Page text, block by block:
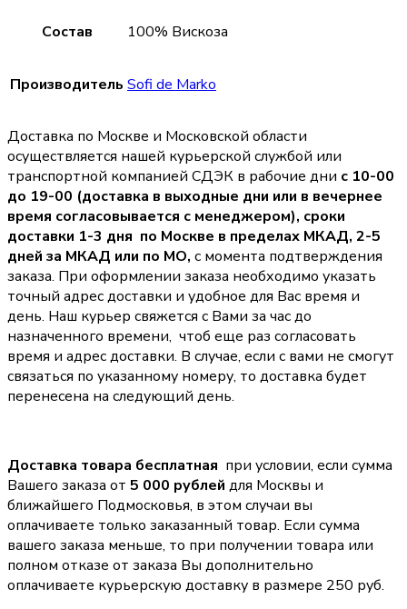
Состав 100% Вискоза
Производитель Sofi de Marko
Доставка по Москве и Московской области
осуществляется нашей курьерской службой или
транспортной компанией СДЭК в рабочие дни с 10-00
до 19-00 (доставка в выходные дни или в вечернее
время согласовывается с менеджером), сроки
доставки 1-3 дня по Москве в пределах МКАД, 2-5
дней за МКАД или по МО, с момента подтверждения
заказа. При оформлении заказа необходимо указать
точный адрес доставки и удобное для Вас время и
день. Наш курьер свяжется с Вами за час до
назначенного времени, чтоб еще раз согласовать
время и адрес доставки. В случае, если с вами не смогут
связаться по указанному номеру, то доставка будет
перенесена на следующий день.
Доставка товара бесплатная при условии, если сумма
Вашего заказа от 5 000 рублей для Москвы и
ближайшего Подмосковья, в этом случаи вы
оплачиваете только заказанный товар. Если сумма
вашего заказа меньше, то при получении товара или
полном отказе от заказа Вы дополнительно
оплачиваете курьерскую доставку в размере 250 руб.